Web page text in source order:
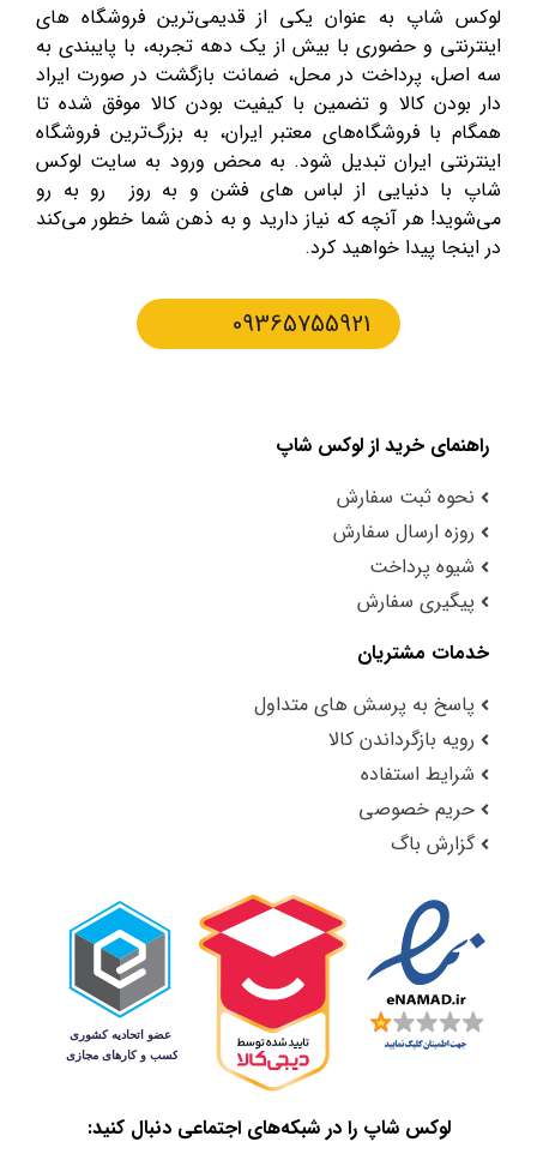
لوکس شاپ به عنوان یکی از قدیمی‌ترین فروشگاه های
اینترنتی و حضوری با بیش از یک دهه تجربه، با پایبندی به
سه اصل، پرداخت در محل، ضمانت بازگشت در صورت ایراد
دار بودن کالا و تضمین با کیفیت بودن کالا موفق شده تا
همگام با فروشگاه‌های معتبر ایران، به بزرگ‌ترین فروشگاه
اینترنتی ایران تبدیل شود. به محض ورود به سایت لوکس
شاپ با دنیایی از لباس های فشن و به روز رو به رو
می‌شوید! هر آنچه که نیاز دارید و به ذهن شما خطور می‌کند
در اینجا پیدا خواهید کرد.
09365755921
راهنمای خرید از لوکس شاپ
نحوه ثبت سفارش
روزه ارسال سفارش
شیوه پرداخت
پیگیری سفارش
خدمات مشتریان
پاسخ به پرسش های متداول
رویه بازگرداندن کالا
شرایط استفاده
حریم خصوصی
گزارش باگ
لوکس شاپ را در شبکه‌های اجتماعی دنبال کنید: